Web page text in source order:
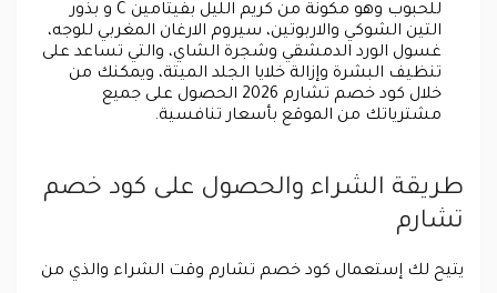
للحبوب وهو مكونة من كريم الليل بفيتامين C و بذور
التين الشوكي والاربوتين، سيروم الارغان المغربي للوجه،
غسول الورد الدمشقي وشجرة الشاي، والتي تساعد على
تنظيف البشرة وإزالة خلايا الجلد الميتة، ويمكنك من
خلال كود خصم تشارم 2026 الحصول على جميع
مشترياتك من الموقع بأسعار تنافسية.
طريقة الشراء والحصول على كود خصم
تشارم
يتيح لك إستعمال كود خصم تشارم وقت الشراء والذي من